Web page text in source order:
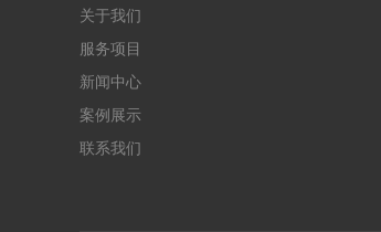
关于我们
服务项目
新闻中心
案例展示
联系我们